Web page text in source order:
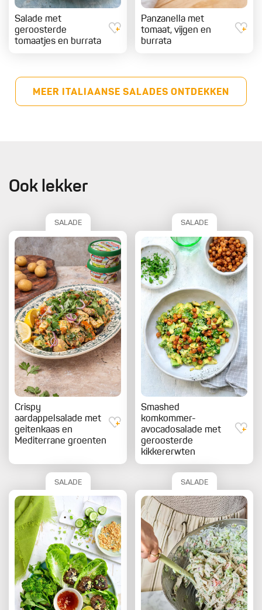
Salade met
geroosterde
tomaatjes en burrata
Panzanella met
tomaat, vijgen en
burrata
MEER ITALIAANSE SALADES ONTDEKKEN
Ook lekker
SALADE
Crispy
aardappelsalade met
geitenkaas en
Mediterrane groenten
SALADE
Smashed
komkommer-
avocadosalade met
geroosterde
kikkererwten
SALADE SALADE